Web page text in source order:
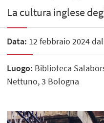
La cultura inglese
Data: 12 febbraio 2024
Luogo: Biblioteca
Nettuno, 3 Bologna